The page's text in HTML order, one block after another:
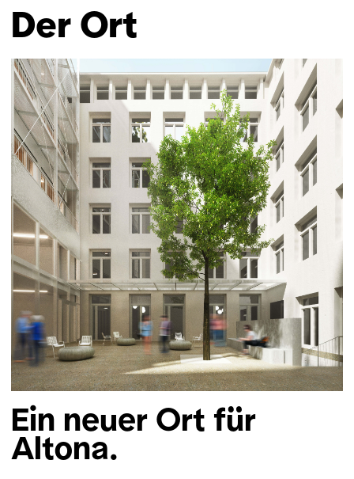
Der Ort
Ein neuer Ort für
Altona.